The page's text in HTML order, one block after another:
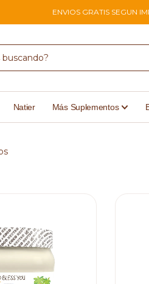
ENVIOS GRATIS SEGUN
Natier Más Suplementos